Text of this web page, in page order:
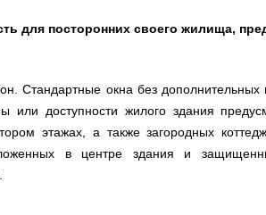
для посторонних своего жилища,
Стандартные окна без дополнительных
или доступности жилого здания
этажах, а также загородных
в центре здания и